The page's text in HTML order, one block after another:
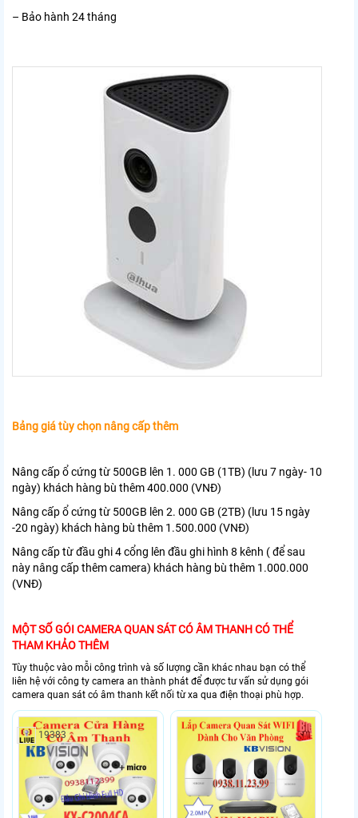
– Bảo hành 24 tháng
Bảng giá tùy chọn nâng cấp thêm
Nâng cấp ổ cứng từ 500GB lên 1. 000 GB (1TB) (lưu 7 ngày- 10
ngày) khách hàng bù thêm 400.000 (VNĐ)
Nâng cấp ổ cứng từ 500GB lên 2. 000 GB (2TB) (lưu 15 ngày
-20 ngày) khách hàng bù thêm 1.500.000 (VNĐ)
Nâng cấp từ đầu ghi 4 cổng lên đầu ghi hình 8 kênh ( để sau
này nâng cấp thêm camera) khách hàng bù thêm 1.000.000
(VNĐ)
MỘT SỐ GÓI CAMERA QUAN SÁT CÓ ÂM THANH CÓ THỂ
THAM KHẢO THÊM
Tùy thuộc vào mỗi công trình và số lượng cần khác nhau bạn có thể
liên hệ với công ty camera an thành phát để được tư vấn sử dụng gói
camera quan sát có âm thanh kết nối từ xa qua điện thoại phù hợp.
19383